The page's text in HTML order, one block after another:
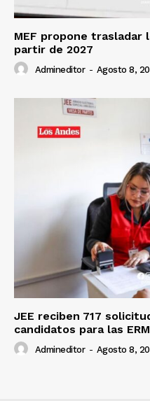
MEF propone trasladar
partir de 2027
Admineditor - Agosto 8,
JEE reciben 717
candidatos para las
Admineditor - Agosto 8,